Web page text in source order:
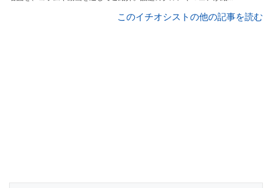
インフルエンサーが実際に使用してレビューしています。毎日トレン
このイチオシストの他の記事を読む